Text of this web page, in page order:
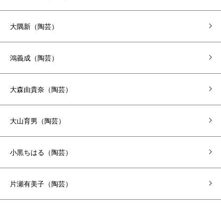
大隅新（陶芸）
鴻義成（陶芸）
大森由貴奈（陶芸）
大山育男（陶芸）
小黒ちはる（陶芸）
片瀬有美子（陶芸）